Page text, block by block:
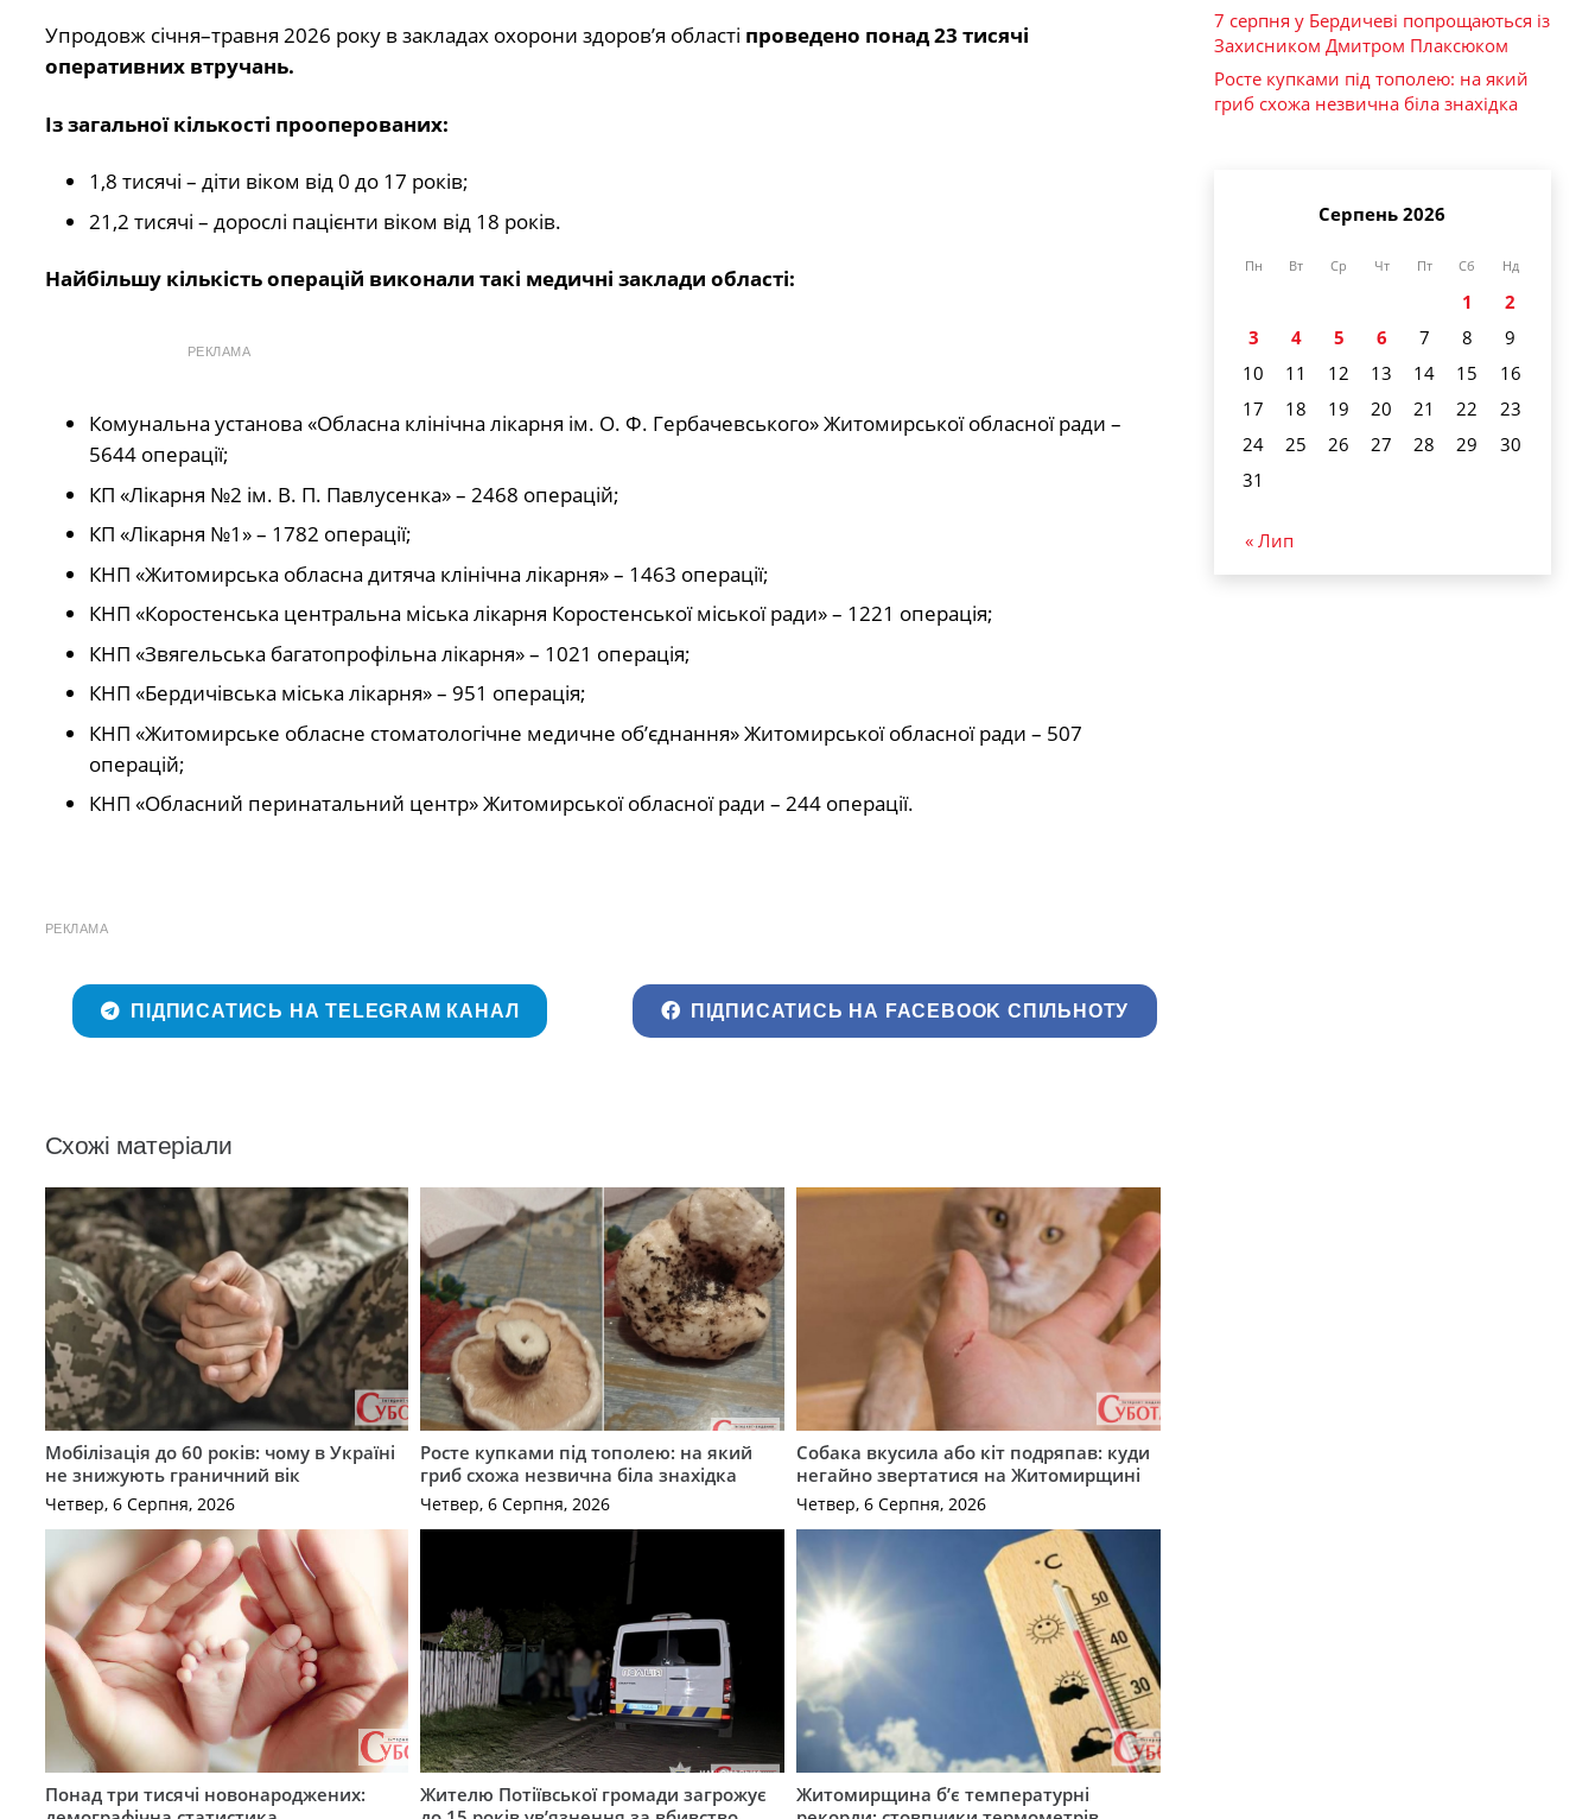
Упродовж січня–травня 2026 року в закладах охорони здоров’я області проведено понад 23 тисячі
оперативних втручань.
Із загальної кількості прооперованих:
1,8 тисячі – діти віком від 0 до 17 років;
21,2 тисячі – дорослі пацієнти віком від 18 років.
Найбільшу кількість операцій виконали такі медичні заклади області:
РЕКЛАМА
Комунальна установа «Обласна клінічна лікарня ім. О. Ф. Гербачевського» Житомирської обласної ради –
5644 операції;
КП «Лікарня №2 ім. В. П. Павлусенка» – 2468 операцій;
КП «Лікарня №1» – 1782 операції;
КНП «Житомирська обласна дитяча клінічна лікарня» – 1463 операції;
КНП «Коростенська центральна міська лікарня Коростенської міської ради» – 1221 операція;
КНП «Звягельська багатопрофільна лікарня» – 1021 операція;
КНП «Бердичівська міська лікарня» – 951 операція;
КНП «Житомирське обласне стоматологічне медичне об’єднання» Житомирської обласної ради – 507
операцій;
КНП «Обласний перинатальний центр» Житомирської обласної ради – 244 операції.
РЕКЛАМА
ПІДПИСАТИСЬ НА TELEGRAM КАНАЛ ПІДПИСАТИСЬ НА FACEBOOK СПІЛЬНОТУ
Схожі матеріали
Мобілізація до 60 років: чому в Україні
не знижують граничний вік
Четвер, 6 Серпня, 2026
Росте купками під тополею: на який
гриб схожа незвична біла знахідка
Четвер, 6 Серпня, 2026
Собака вкусила або кіт подряпав: куди
негайно звертатися на Житомирщині
Четвер, 6 Серпня, 2026
Понад три тисячі новонароджених:
Жителю Потіївської громади загрожує
Житомирщина б’є температурні
7 серпня у Бердичеві попрощаються із
Захисником Дмитром Плаксюком
Росте купками під тополею: на який
гриб схожа незвична біла знахідка
Серпень 2026
Пн Вт Ср Чт Пт Сб Нд
1
2
3
4 5 6 7 8
9
10
11 12 13 14 15
16
17
18 19 20 21 22
23
24
25 26 27 28 29
30
31
« Лип